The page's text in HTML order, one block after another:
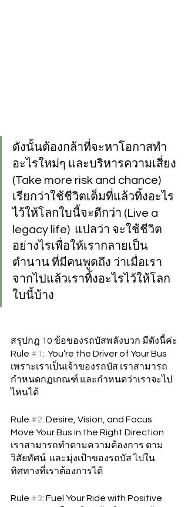
ดังนั้นต้องกล้าที่จะหาโอกาสทำ
อะไรใหม่ๆ และบริหารความเสี่ยง
(Take more risk and chance)
เรียกว่าใช้ชีวิตเต็มที่แล้วทิ้งอะไร
ไว้ให้โลกใบนี้จะดีกว่า (Live a
legacy life)  แปลว่า จะใช้ชีวิต
อย่างไรเพื่อให้เรากลายเป็น
ตำนาน ที่มีคนพูดถึง ว่าเมื่อเรา
จากไปแล้วเราทิ้งอะไรไว้ให้โลก
ใบนี้บ้าง
สรุปกฎ 10 ข้อของรถบัสพลังบวก มีดังนี้ค่ะ
Rule #1:  You’re the Driver of Your Bus
เพราะเราเป็นเจ้าของรถบัส เราสามารถ
กำหนดกฏเกณฑ์ และกำหนดว่าเราจะไป
ไหนได้
Rule #2: Desire, Vision, and Focus
Move Your Bus in the Right Direction
เราสามารถทำตามความต้องการ ตาม
วิสัยทัศน์  และมุ่งเป้าของรถบัส ไปใน
ทิศทางที่เราต้องการได้
Rule #3: Fuel Your Ride with Positive